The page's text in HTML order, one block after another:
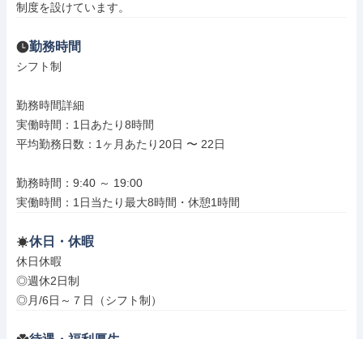
制度を設けています。
勤務時間
シフト制
勤務時間詳細
実働時間：1日あたり8時間
平均勤務日数：1ヶ月あたり20日 〜 22日
勤務時間：9:40 ～ 19:00
実働時間：1日当たり最大8時間・休憩1時間
休日・休暇
休日休暇
◎週休2日制
◎月/6日～７日（シフト制）